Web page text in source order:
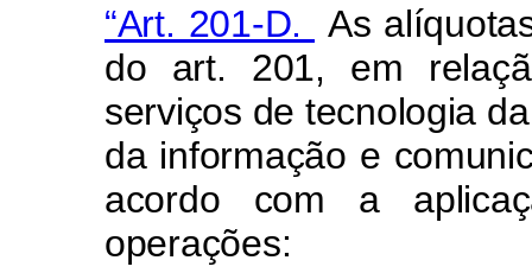
“Art. 201-D.
As
do art. 201, em
serviços de tecnologia
da informação e
acordo com a
operações: